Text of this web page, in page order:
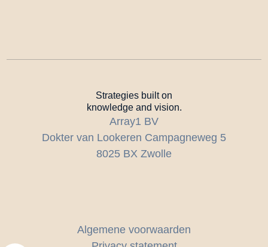
Strategies built on
knowledge and vision.
Array1 BV
Dokter van Lookeren Campagneweg 5
8025 BX Zwolle
Algemene voorwaarden